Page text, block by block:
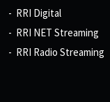
RRI Digital
RRI NET Streaming
RRI Radio Streaming